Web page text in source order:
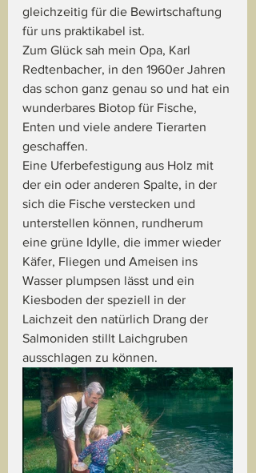
gleichzeitig für die Bewirtschaftung
für uns praktikabel ist.
Zum Glück sah mein Opa, Karl
Redtenbacher, in den 1960er Jahren
das schon ganz genau so und hat ein
wunderbares Biotop für Fische,
Enten und viele andere Tierarten
geschaffen.
Eine Uferbefestigung aus Holz mit
der ein oder anderen Spalte, in der
sich die Fische verstecken und
unterstellen können, rundherum
eine grüne Idylle, die immer wieder
Käfer, Fliegen und Ameisen ins
Wasser plumpsen lässt und ein
Kiesboden der speziell in der
Laichzeit den natürlich Drang der
Salmoniden stillt Laichgruben
ausschlagen zu können.